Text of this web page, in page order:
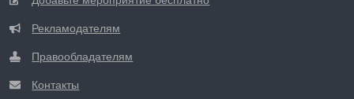
Рекламодателям
Правообладателям
Контакты